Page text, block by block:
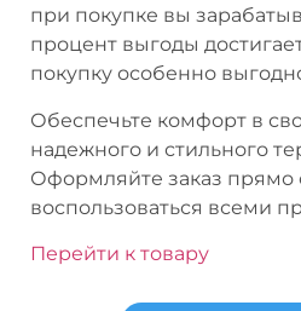
при покупке вы
процент выгоды
покупку особенно
Обеспечьте комфорт в
надежного и стильного
Оформляйте заказ прямо
воспользоваться всеми
Перейти к товару